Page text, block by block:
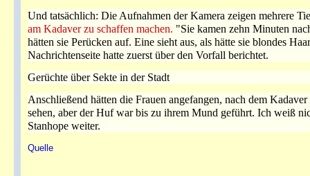
Und tatsächlich: Die Aufnahmen der Kamera zeigen mehrere
am Kadaver zu schaffen machen. "Sie kamen zehn Minuten
hätten sie Perücken auf. Eine sieht aus, als hätte sie blondes
Nachrichtenseite hatte zuerst über den Vorfall berichtet.
Gerüchte über Sekte in der Stadt
Anschließend hätten die Frauen angefangen, nach dem
sehen, aber der Huf war bis zu ihrem Mund geführt. Ich weiß
Stanhope weiter.
Quelle